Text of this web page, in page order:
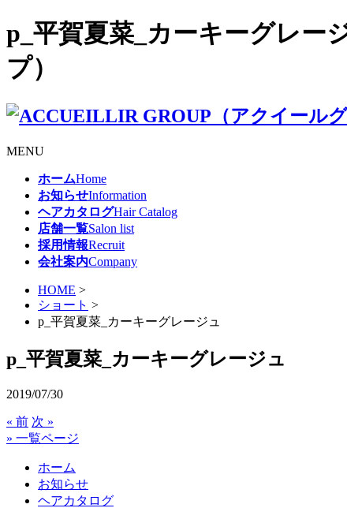
p_平賀夏菜_カーキーグレー
プ）
MENU
ホームHome
お知らせInformation
ヘアカタログHair Catalog
店舗一覧Salon list
採用情報Recruit
会社案内Company
HOME >
ショート >
p_平賀夏菜_カーキーグレージュ
p_平賀夏菜_カーキーグレージュ
2019/07/30
« 前 次 »
» 一覧ページ
ホーム
お知らせ
ヘアカタログ